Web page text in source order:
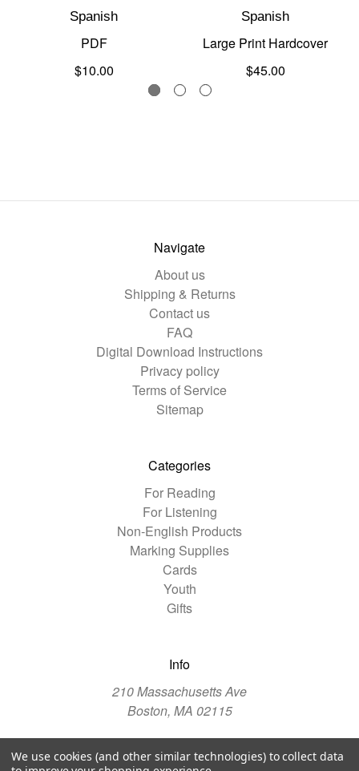
Spanish
PDF
$10.00
Spanish
Large Print Hardcover
$45.00
Navigate
About us
Shipping & Returns
Contact us
FAQ
Digital Download Instructions
Privacy policy
Terms of Service
Sitemap
Categories
For Reading
For Listening
Non-English Products
Marking Supplies
Cards
Youth
Gifts
Info
210 Massachusetts Ave
Boston, MA 02115
© 2026 The Christian Science Publishing Society
We use cookies (and other similar technologies) to collect data